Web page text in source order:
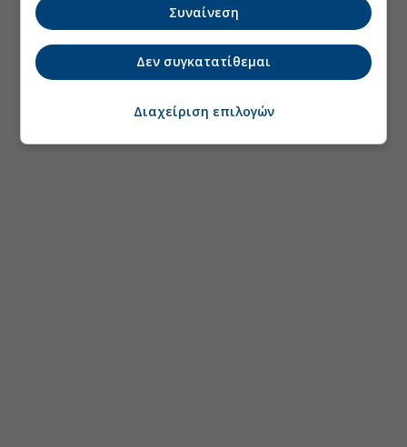
Συναίνεση
Δεν συγκατατίθεμαι
Διαχείριση επιλογών